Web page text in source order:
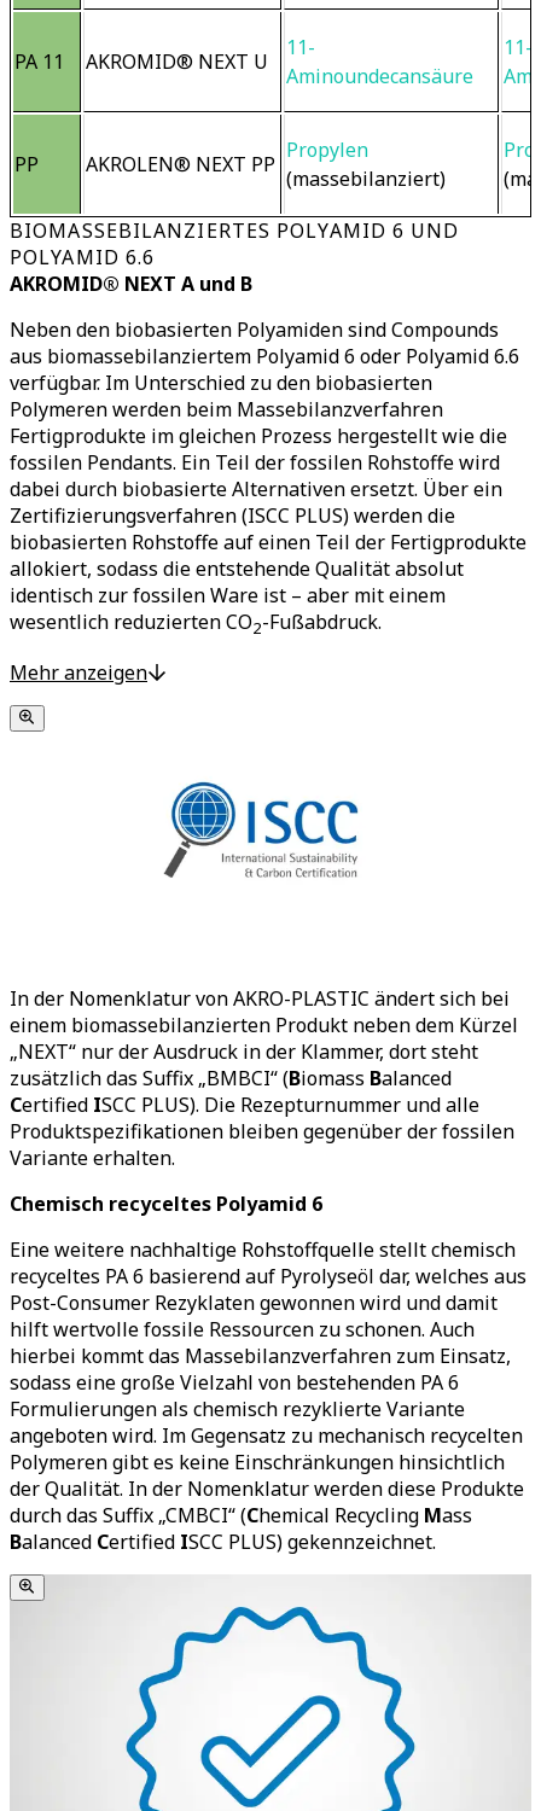
PA 11 AKROMID® NEXT U
11-
Aminoundecansäure
11-
PP AKROLEN® NEXT PP
Propylen
(massebilanziert)
BIOMASSEBILANZIERTES POLYAMID 6 UND
POLYAMID 6.6
AKROMID® NEXT A und B
Neben den biobasierten Polyamiden sind Compounds
aus biomassebilanziertem Polyamid 6 oder Polyamid 6.6
verfügbar. Im Unterschied zu den biobasierten
Polymeren werden beim Massebilanzverfahren
Fertigprodukte im gleichen Prozess hergestellt wie die
fossilen Pendants. Ein Teil der fossilen Rohstoffe wird
dabei durch biobasierte Alternativen ersetzt. Über ein
Zertifizierungsverfahren (ISCC PLUS) werden die
biobasierten Rohstoffe auf einen Teil der Fertigprodukte
allokiert, sodass die entstehende Qualität absolut
identisch zur fossilen Ware ist – aber mit einem
wesentlich reduzierten CO2-Fußabdruck.
Biomassebilanziertes Polyamid 6 und Polyamid 6.6 kann
bestehenden PA-Compounds eingesetzt werden – eine
der Prozesse beim Anwender ist nicht notwendig.
Biomassebilanziertes PA 6 wird aus dem bio-zirkulären
Rohstoff Tallöl hergestellt, einem biobasierten
Nebenprodukt aus der Papierindustrie. Aufgrund der
Einbeziehung von biogenem Kohlenstoff in der LCA-
halbiert.
Mehr anzeigen
In der Nomenklatur von AKRO-PLASTIC ändert sich bei
einem biomassebilanzierten Produkt neben dem Kürzel
„NEXT“ nur der Ausdruck in der Klammer, dort steht
zusätzlich das Suffix „BMBCI“ (Biomass Balanced
Certified ISCC PLUS). Die Rezepturnummer und alle
Produktspezifikationen bleiben gegenüber der fossilen
Variante erhalten.
Chemisch recyceltes Polyamid 6
Eine weitere nachhaltige Rohstoffquelle stellt chemisch
recyceltes PA 6 basierend auf Pyrolyseöl dar, welches aus
Post-Consumer Rezyklaten gewonnen wird und damit
hilft wertvolle fossile Ressourcen zu schonen. Auch
hierbei kommt das Massebilanzverfahren zum Einsatz,
sodass eine große Vielzahl von bestehenden PA 6
Formulierungen als chemisch rezyklierte Variante
angeboten wird. Im Gegensatz zu mechanisch recycelten
Polymeren gibt es keine Einschränkungen hinsichtlich
der Qualität. In der Nomenklatur werden diese Produkte
durch das Suffix „CMBCI“ (Chemical Recycling Mass
Balanced Certified ISCC PLUS) gekennzeichnet.